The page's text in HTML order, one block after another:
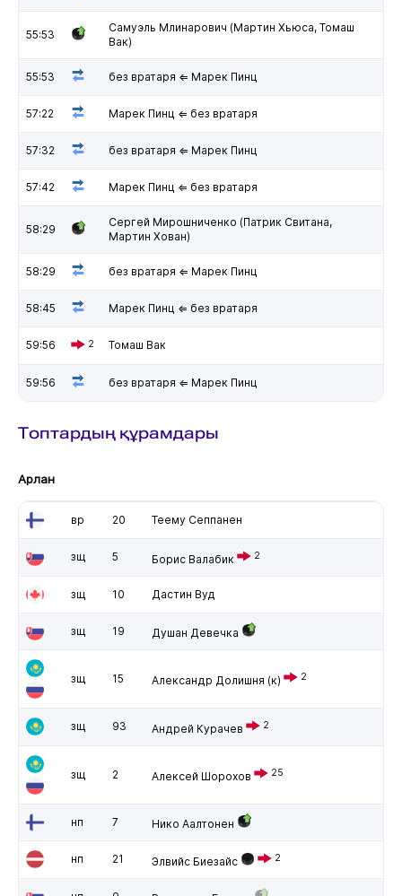
55:53
Самуэль Млинарович (Мартин Хьюса, Томаш
Вак)
55:53 без вратаря ⇐ Марек Пинц
57:22 Марек Пинц ⇐ без вратаря
57:32 без вратаря ⇐ Марек Пинц
57:42 Марек Пинц ⇐ без вратаря
58:29
Сергей Мирошниченко (Патрик Свитана,
Мартин Хован)
58:29 без вратаря ⇐ Марек Пинц
58:45 Марек Пинц ⇐ без вратаря
59:56 2 Томаш Вак
59:56 без вратаря ⇐ Марек Пинц
Топтардың құрамдары
Арлан
вр 20 Теему Сеппанен
зщ 5 Борис Валабик 2
зщ 10 Дастин Вуд
зщ 19 Душан Девечка
зщ 15 Александр Долишня (к) 2
зщ 93 Андрей Курачев 2
зщ 2 Алексей Шорохов 25
нп 7 Нико Аалтонен
нп 21 Элвийс Биезайс 2